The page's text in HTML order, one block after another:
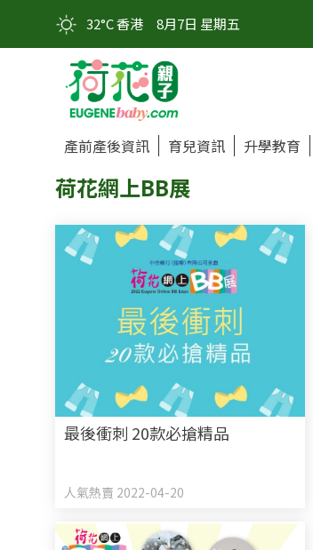
32°C 香港 8月7日 星期五
產前產後資訊 育兒資訊 升學教育
荷花網上BB展
最後衝刺 20款必搶精品
人氣熱賣 2022-04-20